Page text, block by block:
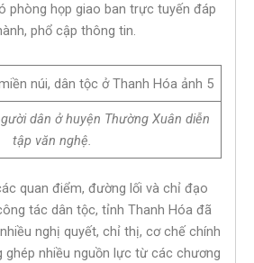
phòng họp giao ban trực tuyến đáp
phổ cập thông tin.
dân ở huyện Thường Xuân diễn
tập văn nghệ.
quan điểm, đường lối và chỉ đạo
tác dân tộc, tỉnh Thanh Hóa đã
nghị quyết, chỉ thị, cơ chế chính
ghép nhiều nguồn lực từ các chương